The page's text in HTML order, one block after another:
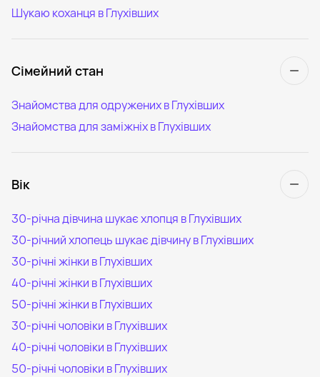
Шукаю коханця в Глухівших
Сімейний стан
Знайомства для одружених в Глухівших
Знайомства для заміжніх в Глухівших
Вік
30-річна дівчина шукає хлопця в Глухівших
30-річний хлопець шукає дівчину в Глухівших
30-річні жінки в Глухівших
40-річні жінки в Глухівших
50-річні жінки в Глухівших
30-річні чоловіки в Глухівших
40-річні чоловіки в Глухівших
50-річні чоловіки в Глухівших